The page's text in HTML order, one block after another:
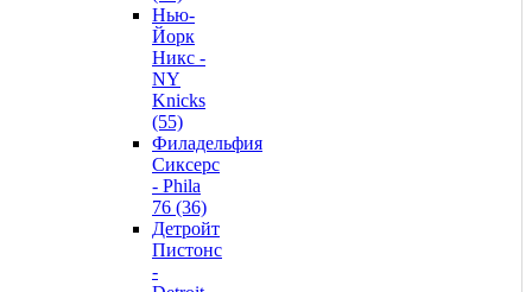
Нью-
Йорк
Никс -
NY
Knicks
(55)
Филадельфия
Сиксерс
- Phila
76 (36)
Детройт
Пистонс
-